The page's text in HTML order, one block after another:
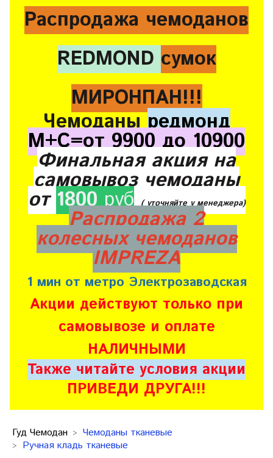
Распродажа чемоданов
REDMOND сумок
МИРОНПАН!!!
Чемоданыредмонд
М+С=от 9900 до 10900
Финальная акция на
самовывоз чемоданы
от1800руб ( уточняйте у менеджера)
Распродажа 2
колесных чемоданов
IMPREZA
1 мин от метро Электрозаводская
Акции действуют только при
самовывозе и оплате
НАЛИЧНЫМИ
Также читайте условия акции
ПРИВЕДИ ДРУГА!!!
Гуд Чемодан
Чемоданы тканевые
Ручная кладь тканевые